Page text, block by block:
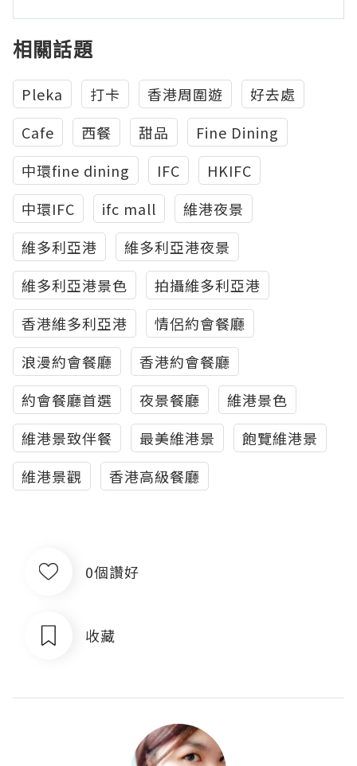
相關話題
Pleka 打卡 香港周圍遊
好去處
Cafe
西餐 甜品
Fine Dining
中環fine dining
IFC
HKIFC
中環IFC
ifc mall
維港夜景
維多利亞港
維多利亞港夜景
維多利亞港景色
拍攝維多利亞港
香港維多利亞港
情侶約會餐廳
浪漫約會餐廳
香港約會餐廳
約會餐廳首選
夜景餐廳
維港景色
維港景致伴餐
最美維港景
飽覽維港景
維港景觀
香港高級餐廳
0個讚好
收藏